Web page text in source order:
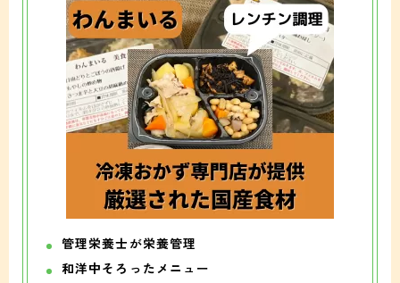
管理栄養士が栄養管理
和洋中そろったメニュー